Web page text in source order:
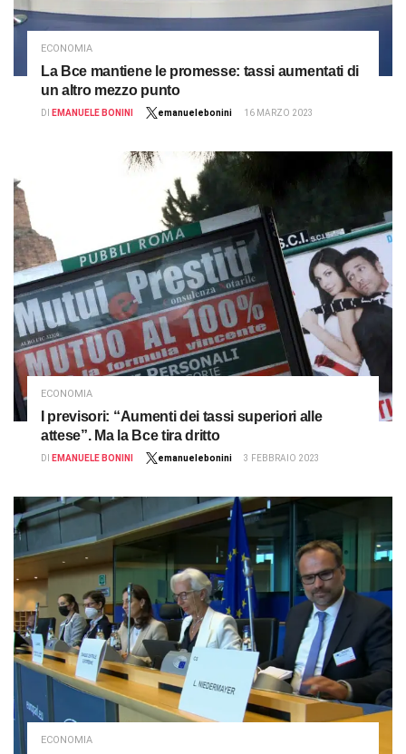
ECONOMIA
La Bce mantiene le promesse: tassi aumentati di
un altro mezzo punto
DI EMANUELE BONINI emanuelebonini 16 MARZO 2023
ECONOMIA
I previsori: “Aumenti dei tassi superiori alle
attese”. Ma la Bce tira dritto
DI EMANUELE BONINI emanuelebonini 3 FEBBRAIO 2023
ECONOMIA